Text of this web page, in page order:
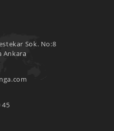
Sok. No:8
Ankara
45